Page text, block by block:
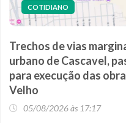
COTIDIANO
Trechos de vias
urbano de Cascavel,
para execução das
Velho
05/08/2026 às 17:17